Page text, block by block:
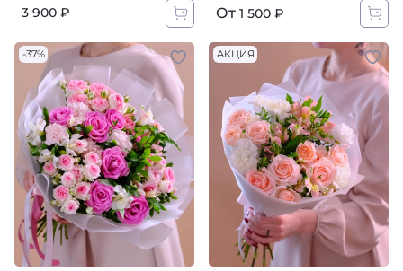
3 900 ₽ От 1 500 ₽
-37% АКЦИЯ